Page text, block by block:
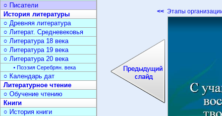
<< Этапы
○ Писатели
История литературы
○ Древняя литература
○ Литерат. Средневековья
○ Литература 18 века
○ Литература 19 века
○ Литература 20 века
• Поэзия Серебрян. века
○ Календарь дат
Литературное чтение
○ Обучение чтению
Книги
○ История книги